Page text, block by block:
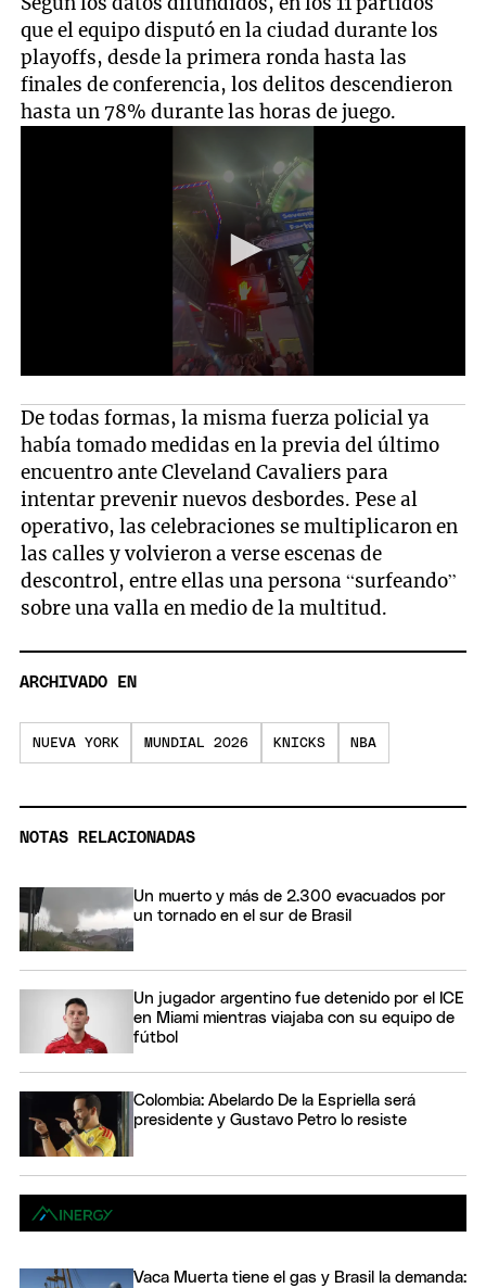
que el equipo disputó en la ciudad durante los
playoffs, desde la primera ronda hasta las
finales de conferencia, los delitos descendieron
hasta un 78% durante las horas de juego.
De todas formas, la misma fuerza policial ya
había tomado medidas en la previa del último
encuentro ante Cleveland Cavaliers para
intentar prevenir nuevos desbordes. Pese al
operativo, las celebraciones se multiplicaron en
las calles y volvieron a verse escenas de
descontrol, entre ellas una persona “surfeando”
sobre una valla en medio de la multitud.
ARCHIVADO EN
NUEVA YORK MUNDIAL 2026 KNICKS NBA
NOTAS RELACIONADAS
Un muerto y más de 2.300 evacuados por
un tornado en el sur de Brasil
Un jugador argentino fue detenido por el ICE
en Miami mientras viajaba con su equipo de
fútbol
Colombia: Abelardo De la Espriella será
presidente y Gustavo Petro lo resiste
Vaca Muerta tiene el gas y Brasil la demanda: